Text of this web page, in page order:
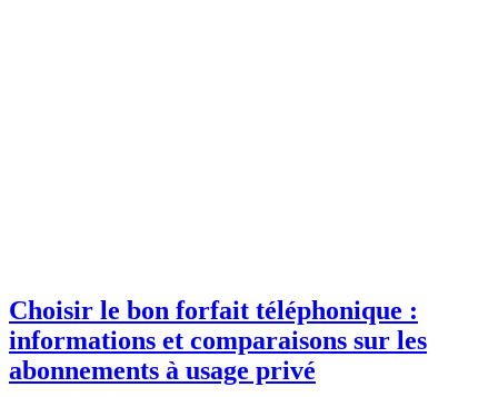
Choisir le bon forfait téléphonique :
informations et comparaisons sur les
abonnements à usage privé